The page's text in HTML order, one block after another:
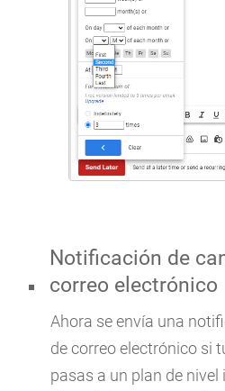
Notificación de
correo electrónico
Ahora se envía una
de correo electrónico si
pasas a un plan de nivel